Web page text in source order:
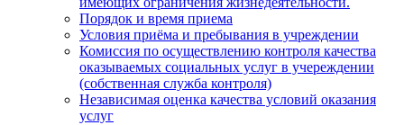
Порядок и время приема
Условия приёма и пребывания в учреждении
Комиссия по осуществлению контроля качества
оказываемых социальных услуг в учереждении
(собственная служба контроля)
Независимая оценка качества условий оказания
услуг